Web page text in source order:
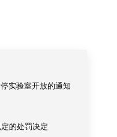
实验室开放的通知
的处罚决定